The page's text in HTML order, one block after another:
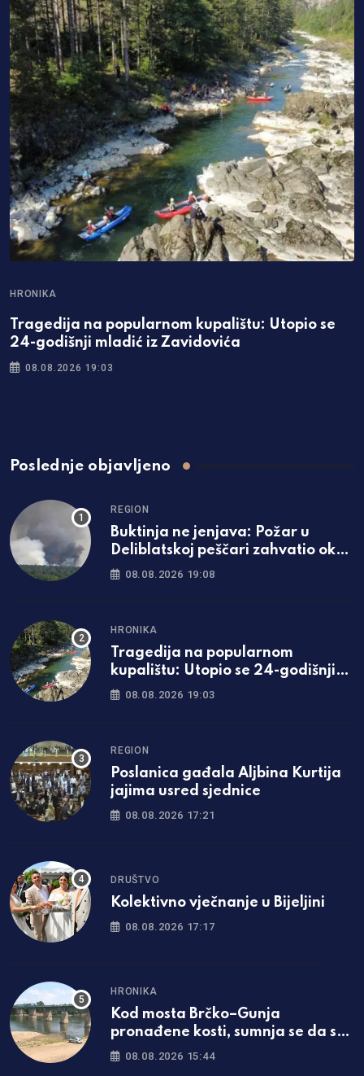
HRONIKA
Tragedija na popularnom kupalištu: Utopio se
24-godišnji mladić iz Zavidovića
08.08.2026 19:03
Poslednje objavljeno
REGION
Buktinja ne jenjava: Požar u
Deliblatskoj peščari zahvatio oko
1.500 hektara šume i niskog
08.08.2026 19:08
HRONIKA
Tragedija na popularnom
kupalištu: Utopio se 24-godišnji
mladić iz Zavidovića
08.08.2026 19:03
REGION
Poslanica gađala Aljbina Kurtija
jajima usred sjednice
08.08.2026 17:21
DRUŠTVO
Kolektivno vječnanje u Bijeljini
08.08.2026 17:17
HRONIKA
Kod mosta Brčko–Gunja
pronađene kosti, sumnja se da su
ljudske
08.08.2026 15:44